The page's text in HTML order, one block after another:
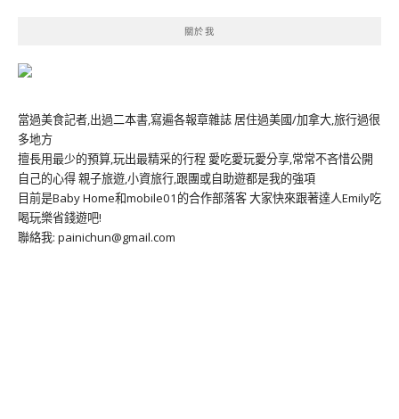
關於我
當過美食記者,出過二本書,寫遍各報章雜誌 居住過美國/加拿大,旅行過很
多地方
擅長用最少的預算,玩出最精采的行程 愛吃愛玩愛分享,常常不吝惜公開
自己的心得 親子旅遊,小資旅行,跟團或自助遊都是我的強項
目前是Baby Home和mobile01的合作部落客 大家快來跟著達人Emily吃
喝玩樂省錢遊吧!
聯絡我: painichun@gmail.com